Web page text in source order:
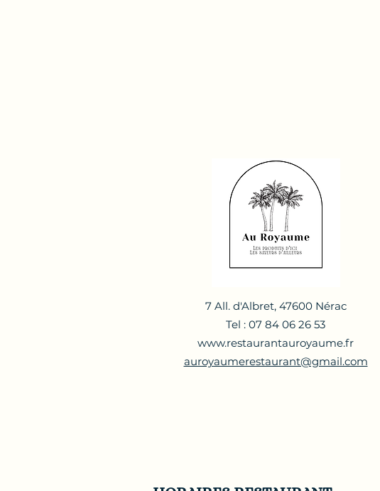
7 All. d'Albret, 47600 Nérac
Tel : 07 84 06 26 53
www.restaurantauroyaume.fr
auroyaumerestaurant@gmail.com